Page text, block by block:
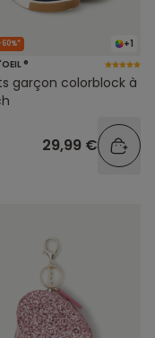
+1
®
garçon colorblock à
29,99 €